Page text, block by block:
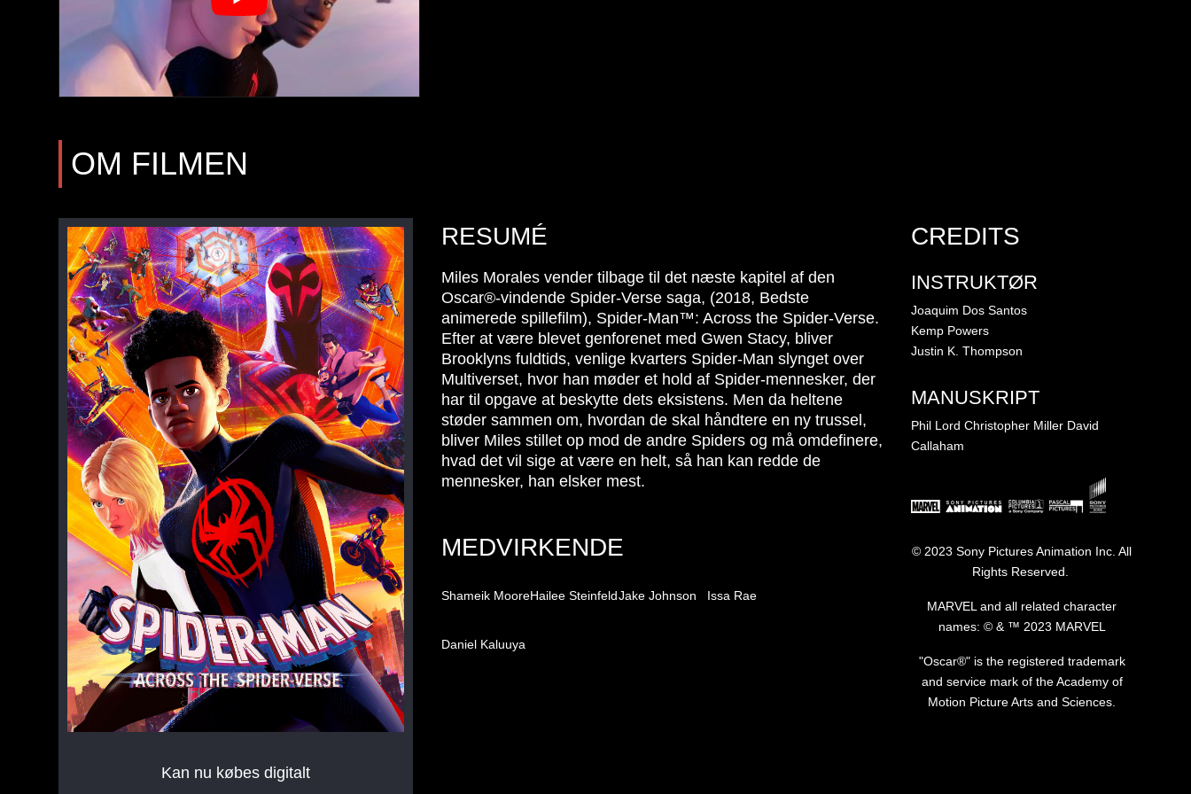
OM FILMEN
Kan nu købes digitalt
RESUMÉ
Miles Morales vender tilbage til det næste kapitel af den
Oscar®-vindende Spider-Verse saga, (2018, Bedste
animerede spillefilm), Spider-Man™: Across the Spider-Verse.
Efter at være blevet genforenet med Gwen Stacy, bliver
Brooklyns fuldtids, venlige kvarters Spider-Man slynget over
Multiverset, hvor han møder et hold af Spider-mennesker, der
har til opgave at beskytte dets eksistens. Men da heltene
støder sammen om, hvordan de skal håndtere en ny trussel,
bliver Miles stillet op mod de andre Spiders og må omdefinere,
hvad det vil sige at være en helt, så han kan redde de
mennesker, han elsker mest.
MEDVIRKENDE
Shameik MooreHailee SteinfeldJake Johnson Issa Rae
Daniel Kaluuya
CREDITS
INSTRUKTØR
Joaquim Dos Santos
Kemp Powers
Justin K. Thompson
MANUSKRIPT
Phil Lord Christopher Miller David
Callaham
© 2023 Sony Pictures Animation Inc. All
Rights Reserved. ​
MARVEL and all related character
names: © & ™ 2023 MARVEL
"Oscar®" is the registered trademark
and service mark of the Academy of
Motion Picture Arts and Sciences.